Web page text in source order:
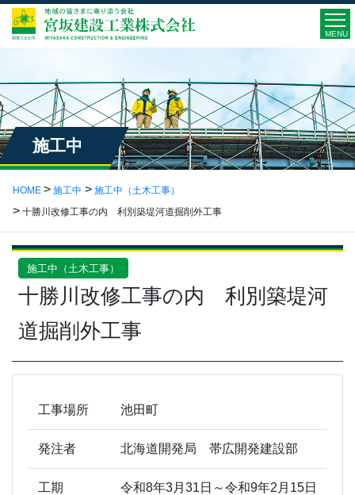
MENU
施工中
HOME 施工中
施工中（土木工事）
十勝川改修工事の内 利別築堤河道掘削外工事
施工中（土木工事）
十勝川改修工事の内 利別築堤河
道掘削外工事
工事場所 池田町
発注者 北海道開発局 帯広開発建設部
工期 令和8年3月31日～令和9年2月15日